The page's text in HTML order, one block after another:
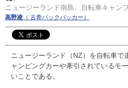
ニュージーランド南島、自転車キャン
高野凌 （ 古希バックパッカー）
ニュージーランド（NZ）を自転車で
ャンピングカーや牽引されているモ
いことである。